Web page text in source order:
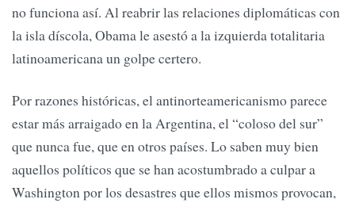
no funciona así. Al reabrir las relaciones diplomáticas con
la isla díscola, Obama le asestó a la izquierda totalitaria
latinoamericana un golpe certero.
Por razones históricas, el antinorteamericanismo parece
estar más arraigado en la Argentina, el “coloso del sur”
que nunca fue, que en otros países. Lo saben muy bien
aquellos políticos que se han acostumbrado a culpar a
Washington por los desastres que ellos mismos provocan,